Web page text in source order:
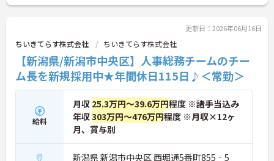
更新日：2026年06月16日
ちいきてらす株式会社 ちいきてらす株式会社
【新潟県/新潟市中央区】人事総務チームのチー
ム長を新規採用中★年間休日115日♪＜常勤＞
給料
月収 25.3万円～39.6万円程度 ※諸手当込み
年収303万円～476万円程度 ※月収×12ヶ
月、賞与別
新潟県 新潟市中央区 西堀通5番町855‐5